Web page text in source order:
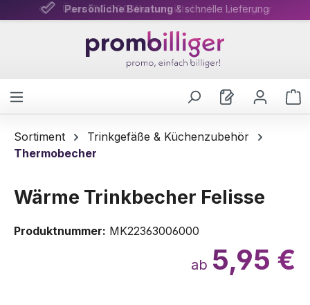
Zum Hauptinhalt springen
Über 100.000 Werbemittelsofort verfügbar
Persönliche Beratung& schnelle Lieferung
Sortiment
Trinkgefäße & Küchenzubehör
Thermobecher
Wärme Trinkbecher Felisse
Produktnummer: MK22363006000
ab 5,95 €